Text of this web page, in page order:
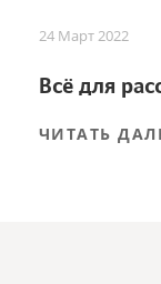
24 Март 2022
Всё для
ЧИТАТЬ